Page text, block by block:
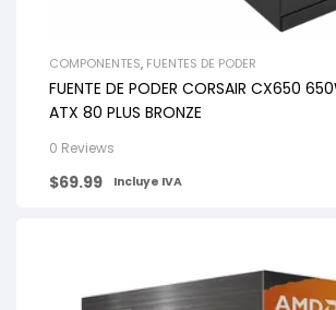
COMPONENTES, FUENTES DE PODER
FUENTE DE PODER CORSAIR CX650
ATX 80 PLUS BRONZE
0 Reviews
$69.99 Incluye IVA